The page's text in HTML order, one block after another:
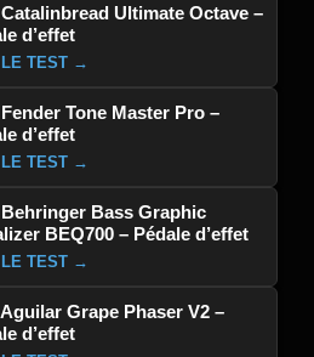
Ultimate Octave –
d’effet
TEST →
Tone Master Pro –
d’effet
TEST →
Bass Graphic
BEQ700 – Pédale d’effet
TEST →
Grape Phaser V2 –
d’effet